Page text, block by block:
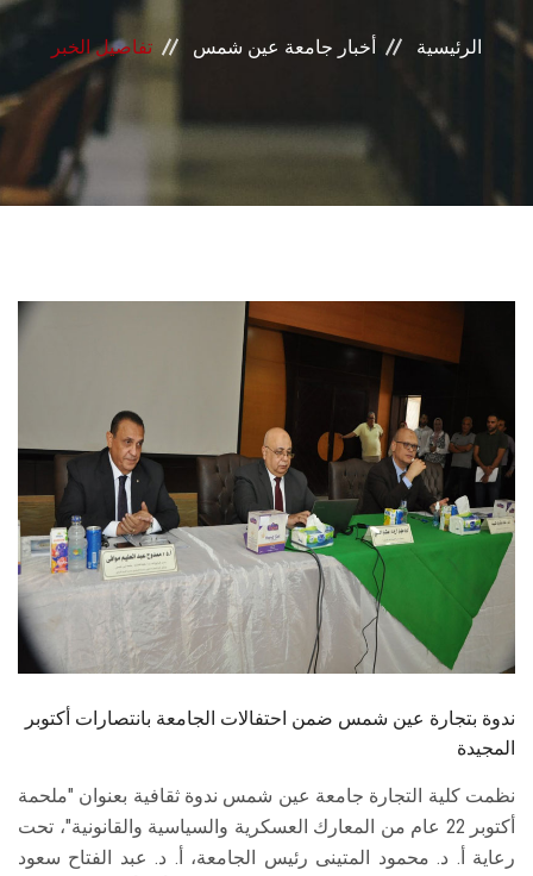
المراكز والوحدات
الأنظمة الذكية
هيئة التدريس
الدراسات العليا
الخريجين
الموظفون
الزائـرون
الرئيسية أخبار جامعة عين شمس تفاصيل الخبر
ندوة بتجارة عين شمس ضمن احتفالات الجامعة بانتصارات أكتوبر
المجيدة
نظمت كلية التجارة جامعة عين شمس ندوة ثقافية بعنوان "ملحمة
أكتوبر 22 عام من المعارك العسكرية والسياسية والقانونية"، تحت
رعاية أ. د. محمود المتينى رئيس الجامعة، أ. د. عبد الفتاح سعود